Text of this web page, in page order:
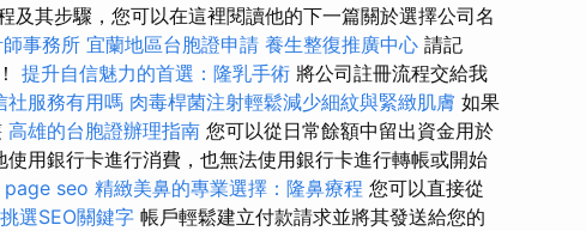
及其步驟，您可以在這裡閱讀他的下一篇關於選擇公司名
事務所 宜蘭地區台胞證申請 養生整復推廣中心 請記
提升自信魅力的首選：隆乳手術 將公司註冊流程交給我
社服務有用嗎 肉毒桿菌注射輕鬆減少細紋與緊緻肌膚 如果
高雄的台胞證辦理指南 您可以從日常餘額中留出資金用於
使用銀行卡進行消費，也無法使用銀行卡進行轉帳或開始
seo 精緻美鼻的專業選擇：隆鼻療程 您可以直接從
選SEO關鍵字 帳戶輕鬆建立付款請求並將其發送給您的